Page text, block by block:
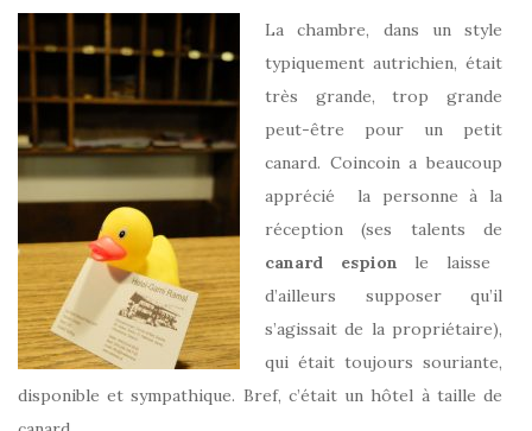
La chambre, dans un style
typiquement autrichien, était
très grande, trop grande
peut-être pour un petit
canard. Coincoin a beaucoup
apprécié la personne à la
réception (ses talents de
canard espion le laisse
d’ailleurs supposer qu’il
s’agissait de la propriétaire),
qui était toujours souriante,
disponible et sympathique. Bref, c’était un hôtel à taille de